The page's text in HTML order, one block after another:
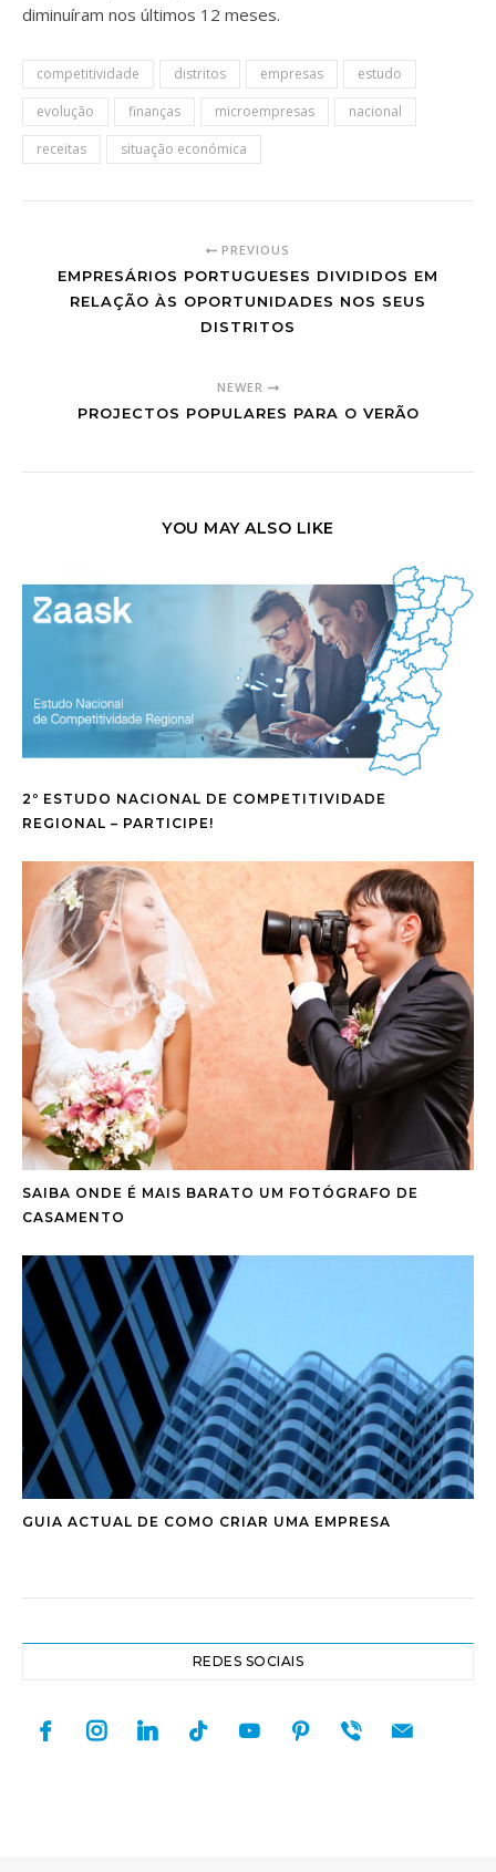
diminuíram nos últimos 12 meses.
competitividade distritos empresas
estudo
evolução
finanças microempresas
nacional
receitas
situação económica
PREVIOUS
EMPRESÁRIOS PORTUGUESES DIVIDIDOS EM
RELAÇÃO ÀS OPORTUNIDADES NOS SEUS
DISTRITOS
NEWER
PROJECTOS POPULARES PARA O VERÃO
YOU MAY ALSO LIKE
2º ESTUDO NACIONAL DE COMPETITIVIDADE
REGIONAL – PARTICIPE!
SAIBA ONDE É MAIS BARATO UM FOTÓGRAFO DE
CASAMENTO
GUIA ACTUAL DE COMO CRIAR UMA EMPRESA
REDES SOCIAIS
facebookinstagramlinkedintiktok youtubepinterest
viber mail